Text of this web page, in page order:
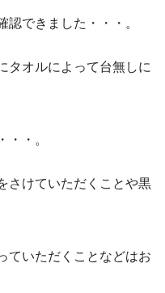
認できました・・・。
タオルによって台無しに
・・。
さけていただくことや黒
ていただくことなどはお